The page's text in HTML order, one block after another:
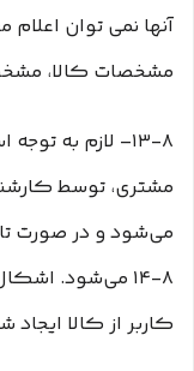
آنها نمی توان
مشخصات کالا،
۱۳-۸– لازم به
مشتری، توسط
می‏‌شود و در صورت
۸-۱۴ می‏‌شود.
کاربر از کالا